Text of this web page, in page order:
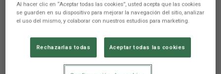
de l'encontre Girona
FC-Levante UD
PRIMER EQUIP
Al hacer clic en “Aceptar todas las cookies”, usted acepta que las cookies
se guarden en su dispositivo para mejorar la navegación del sitio, analizar
el uso del mismo, y colaborar con nuestros estudios para marketing.
Rechazarlas todas Aceptar todas las cookies